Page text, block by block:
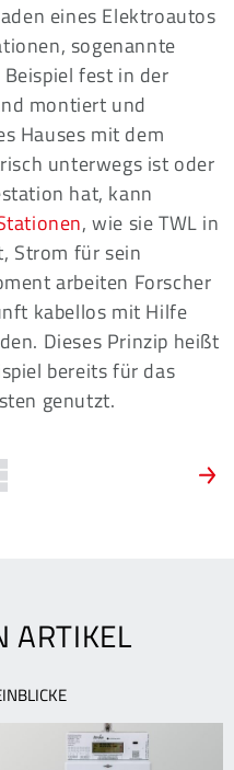
eines Elektroautos
sogenannte
fest in der
montiert und
Hauses mit dem
unterwegs ist oder
hat, kann
, wie sie TWL in
Strom für sein
arbeiten Forscher
kabellos mit Hilfe
Dieses Prinzip heißt
bereits für das
genutzt.
ARTIKEL